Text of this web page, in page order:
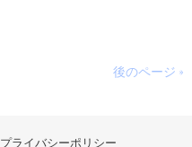
後のページ »
プライバシーポリシー